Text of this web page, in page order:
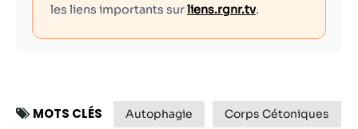
les liens importants surliens.rgnr.tv.
MOTS CLÉS Autophagie Corps Cétoniques